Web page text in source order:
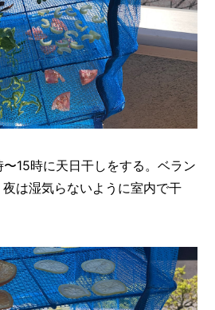
15時に天日干しをする。ベラン
は湿気らないように室内で干